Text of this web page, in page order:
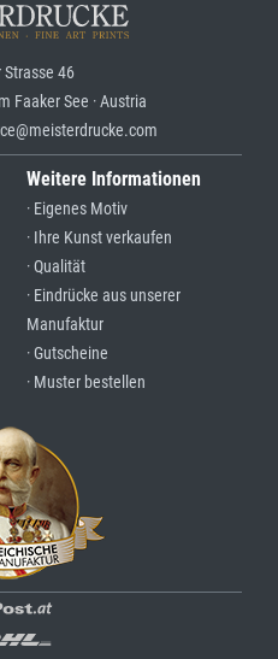
Strasse 46
Faaker See · Austria
Weitere Informationen
· Eigenes Motiv
· Ihre Kunst verkaufen
· Qualität
· Eindrücke aus unserer
Manufaktur
· Gutscheine
· Muster bestellen